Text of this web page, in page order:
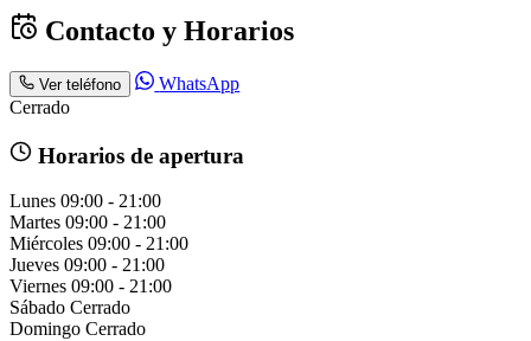
Contacto y Horarios
Ver teléfono
WhatsApp
Cerrado
Horarios de apertura
Lunes 09:00 - 21:00
Martes 09:00 - 21:00
Miércoles 09:00 - 21:00
Jueves 09:00 - 21:00
Viernes 09:00 - 21:00
Sábado Cerrado
Domingo Cerrado